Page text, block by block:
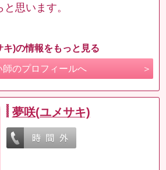
思います。
キ)の情報をもっと見る
師のプロフィールへ
夢咲(ユメサキ)